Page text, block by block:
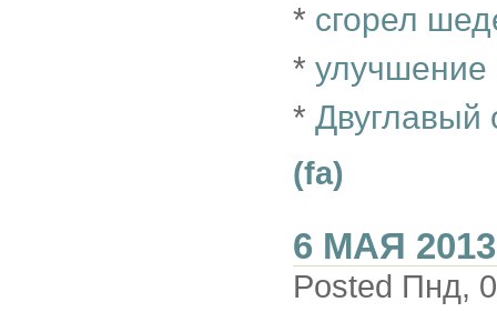
* сгорел
* улучшение
* Двуглавый
(fa)
6 МАЯ 2013
Posted Пнд,